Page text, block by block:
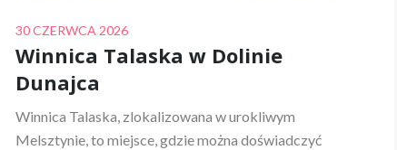
Posted
on
30 CZERWCA 2026
Winnica Talaska w Dolinie
Dunajca
Winnica Talaska, zlokalizowana w urokliwym
Melsztynie, to miejsce, gdzie można doświadczyć